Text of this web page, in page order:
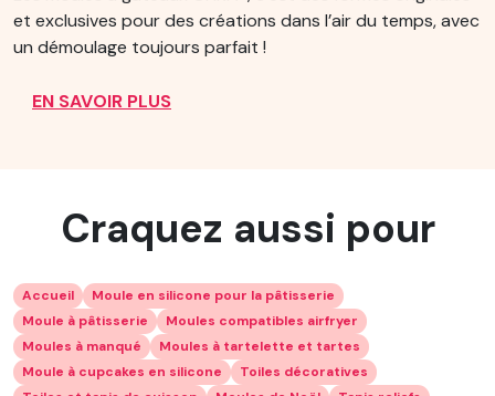
et exclusives pour des créations dans l’air du temps, avec
un démoulage toujours parfait !
EN SAVOIR PLUS
Craquez aussi pour
Accueil
Moule en silicone pour la pâtisserie
Moule à pâtisserie
Moules compatibles airfryer
Moules à manqué
Moules à tartelette et tartes
Moule à cupcakes en silicone
Toiles décoratives